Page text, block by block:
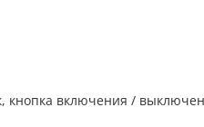
кнопка включения /